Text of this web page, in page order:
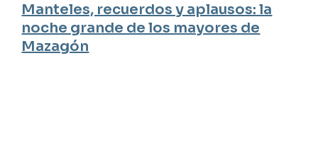
Manteles, recuerdos y aplausos: la
noche grande de los mayores de
Mazagón